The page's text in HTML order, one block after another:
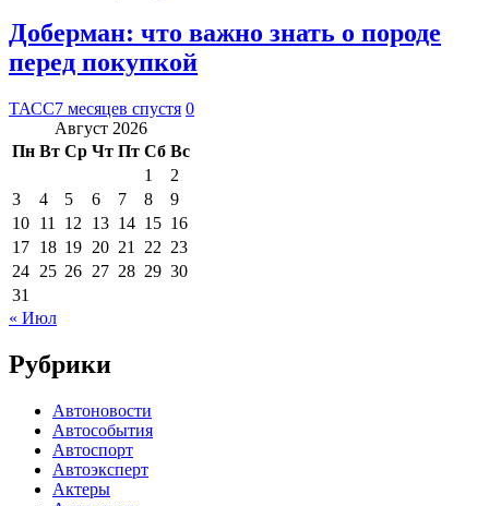
Доберман: что важно знать о породе
перед покупкой
ТАСС7 месяцев спустя 0
Август 2026
Пн Вт Ср Чт Пт Сб Вс
1
2
3
4 5 6 7 8
9
10 11 12 13 14 15 16
17 18 19 20 21 22 23
24 25 26 27 28 29 30
31
« Июл
Рубрики
Автоновости
Автособытия
Автоспорт
Автоэксперт
Актеры